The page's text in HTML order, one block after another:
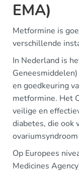
EMA)
Metformine is
verschillende
In Nederland is
en goedkeuring
metformine. Het
veilige en
diabetes, die ook
ovariumsyndroom
Op Europees
Medicines